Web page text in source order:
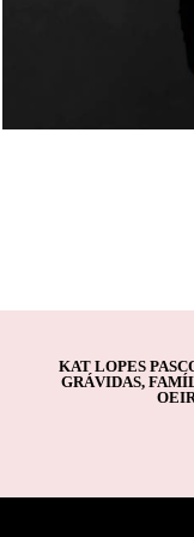
KAT LOPES
GRÁVIDAS,